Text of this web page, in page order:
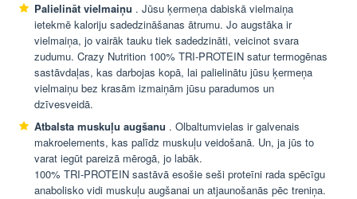
Palielināt vielmaiņu . Jūsu ķermeņa dabiskā vielmaiņa
ietekmē kaloriju sadedzināšanas ātrumu. Jo augstāka ir
vielmaiņa, jo vairāk tauku tiek sadedzināti, veicinot svara
zudumu. Crazy Nutrition 100% TRI-PROTEIN satur termogēnas
sastāvdaļas, kas darbojas kopā, lai palielinātu jūsu ķermeņa
vielmaiņu bez krasām izmaiņām jūsu paradumos un
dzīvesveidā.
Atbalsta muskuļu augšanu . Olbaltumvielas ir galvenais
makroelements, kas palīdz muskuļu veidošanā. Un, ja jūs to
varat iegūt pareizā mērogā, jo labāk.
100% TRI-PROTEIN sastāvā esošie seši proteīni rada spēcīgu
anabolisko vidi muskuļu augšanai un atjaunošanās pēc treniņa.